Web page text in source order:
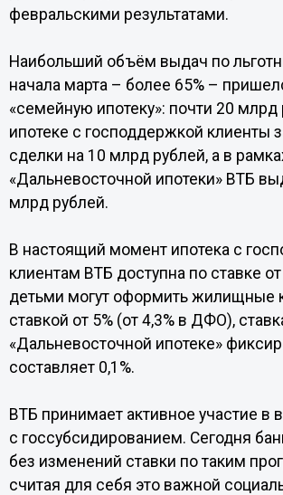
февральскими результатами.
Наибольший объём выдач по
начала марта – более 65% –
«семейную ипотеку»: почти 20 млрд
ипотеке с господдержкой клиенты
сделки на 10 млрд рублей, а в
«Дальневосточной ипотеки» ВТБ
млрд рублей.
В настоящий момент ипотека с
клиентам ВТБ доступна по ставке
детьми могут оформить жилищные
ставкой от 5% (от 4,3% в ДФО),
«Дальневосточной ипотеке»
составляет 0,1%.
ВТБ принимает активное участие в
с госсубсидированием. Сегодня
без изменений ставки по таким
считая для себя это важной